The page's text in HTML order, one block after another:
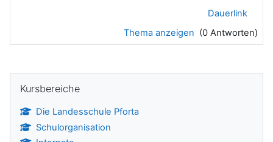
Dauerlink
Thema anzeigen (0 Antworten)
Kursbereiche
Die Landesschule Pforta
Schulorganisation